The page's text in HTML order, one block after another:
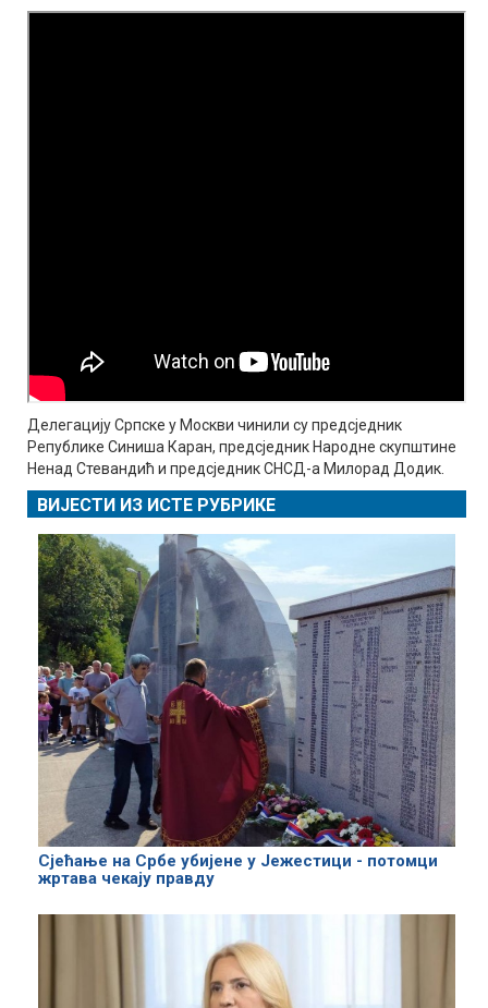
Делегацију Српске у Москви чинили су предсједник
Републике Синиша Каран, предсједник Народне скупштине
Ненад Стевандић и предсједник СНСД-а Милорад Додик.
ВИЈЕСТИ ИЗ ИСТЕ РУБРИКЕ
Сјећање на Србе убијене у Јежестици - потомци
жртава чекају правду